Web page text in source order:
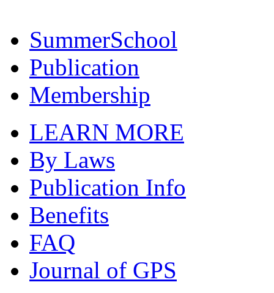
SummerSchool
Publication
Membership
LEARN MORE
By Laws
Publication Info
Benefits
FAQ
Journal of GPS